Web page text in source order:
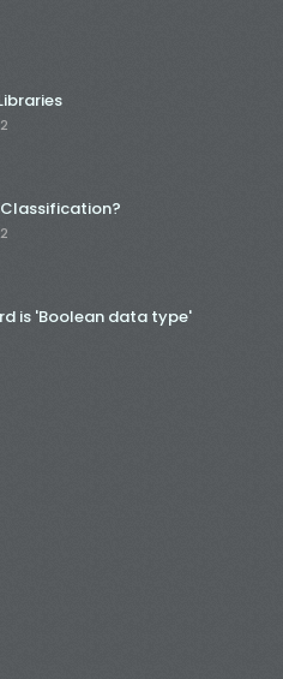
is 'Boolean data type'